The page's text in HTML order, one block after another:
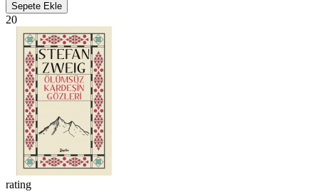
Sepete Ekle
20
rating